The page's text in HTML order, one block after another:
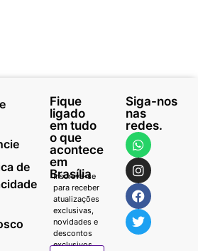
de
Fique
ligado
em tudo
o que
acontece
em
Brasília
Inscreva-se
para receber
atualizações
exclusivas,
novidades e
descontos
exclusivos.
Siga-nos
nas
redes.